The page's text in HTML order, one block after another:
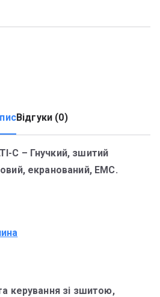
Відгуки (0)
C – Гнучкий, зшитий
екранований, ЕМС.
керування зі зшитою,